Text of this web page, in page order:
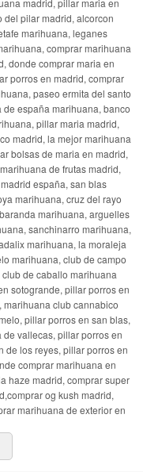
madrid, pillar maria en
del pilar madrid, alcorcon
marihuana, leganes
comprar marihuana
donde comprar maria en
porros en madrid, comprar
paseo ermita del santo
españa marihuana, banco
pillar maria madrid,
madrid, la mejor marihuana
bolsas de maria en madrid,
de frutas madrid,
españa, san blas
marihuana, cruz del rayo
marihuana, arguelles
sanchinarro marihuana,
marihuana, la moraleja
marihuana, club de campo
de caballo marihuana
sotogrande, pillar porros en
club cannabico
pillar porros en san blas,
vallecas, pillar porros en
de los reyes, pillar porros en
comprar marihuana en
haze madrid, comprar super
og kush madrid,
marihuana de exterior en